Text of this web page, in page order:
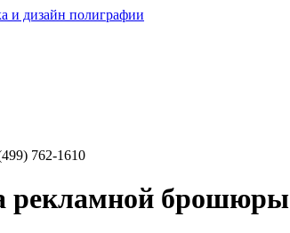
рекламной брошюры